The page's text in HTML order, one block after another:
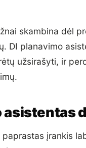
skambina dėl
DI planavimo
užsirašyti, ir
asistentas
įrankis